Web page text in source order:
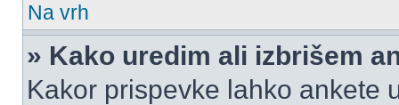
Na vrh
» Kako uredim ali izbrišem
Kakor prispevke lahko ankete